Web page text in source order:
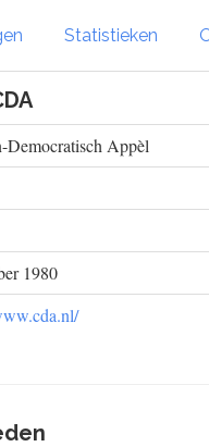
Statistieken
Democratisch Appèl
1980